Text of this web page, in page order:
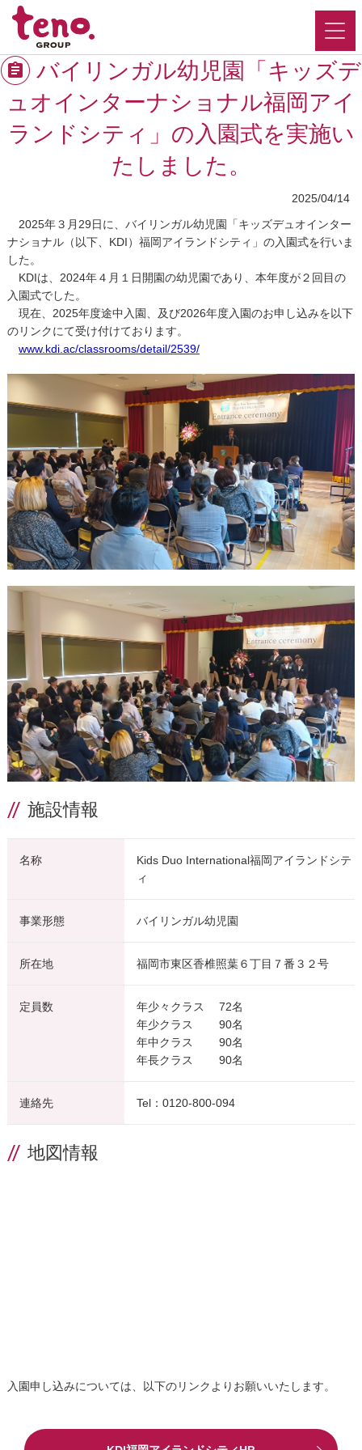
バイリンガル幼児園「キッズデ
ュオインターナショナル福岡アイ
ランドシティ」の入園式を実施い
たしました。
2025/04/14
2025年３月29日に、バイリンガル幼児園「キッズデュオインター
ナショナル（以下、KDI）福岡アイランドシティ」の入園式を行いま
した。
KDIは、2024年４月１日開園の幼児園であり、本年度が２回目の
入園式でした。
現在、2025年度途中入園、及び2026年度入園のお申し込みを以下
のリンクにて受け付けております。
www.kdi.ac/classrooms/detail/2539/
施設情報
名称
Kids Duo International福岡アイランドシテ
ィ
事業形態 バイリンガル幼児園
所在地 福岡市東区香椎照葉６丁目７番３２号
定員数
年少々クラス 72名
年少クラス 90名
年中クラス 90名
年長クラス 90名
連絡先 Tel：0120-800-094
地図情報
入園申し込みについては、以下のリンクよりお願いいたします。